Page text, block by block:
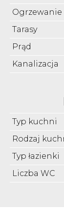
Ogrzewanie
Tarasy
Prąd
Kanalizacja
Typ kuchni
Rodzaj
Typ łazienki
Liczba WC